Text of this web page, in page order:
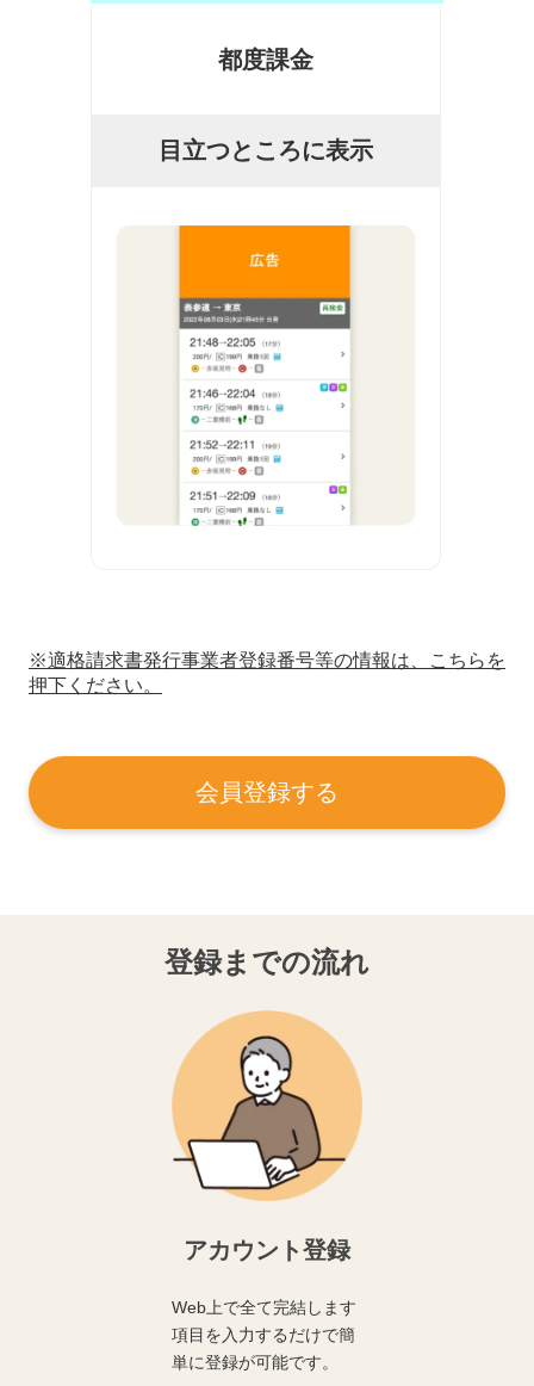
都度課金
目立つところに表示
※適格請求書発行事業者登録番号等の情報は、こちらを
押下ください。
会員登録する
登録までの流れ
アカウント登録
Web上で全て完結します
項目を入力するだけで簡
単に登録が可能です。